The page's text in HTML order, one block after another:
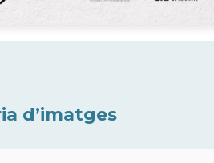
d’imatges